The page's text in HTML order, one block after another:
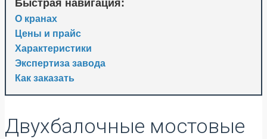
Быстрая навигация:
О кранах
Цены и прайс
Характеристики
Экспертиза завода
Как заказать
Двухбалочные мостовые